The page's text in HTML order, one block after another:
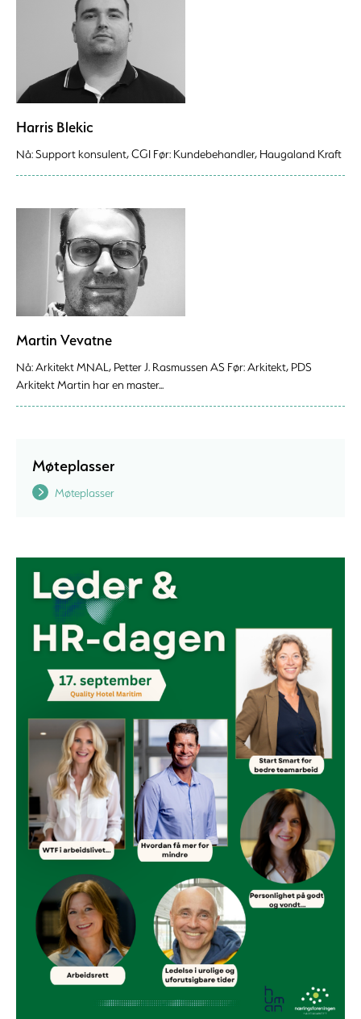
Harris Blekic
Nå: Support konsulent, CGI Før: Kundebehandler, Haugaland Kraft
Martin Vevatne
Nå: Arkitekt MNAL, Petter J. Rasmussen AS Før: Arkitekt, PDS
Arkitekt Martin har en master...
Møteplasser
Møteplasser